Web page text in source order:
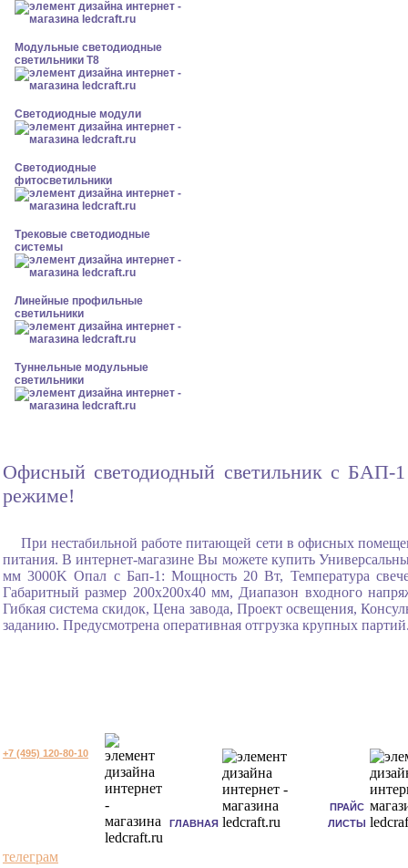
Модульные светодиодные
светильники Т8
Светодиодные модули
Светодиодные
фитосветильники
Трековые светодиодные
системы
Линейные профильные
светильники
Туннельные модульные
светильники
Офисный светодиодный светильник с
режиме!
При нестабильной работе питающей сети в офисных
питания. В интернет-магазине Вы можете купить
мм 3000K Опал с Бап-1: Мощность 20 Вт, Температура
Габаритный размер 200x200x40 мм, Диапазон входного
Гибкая система скидок, Цена завода, Проект освещения,
заданию. Предусмотрена оперативная отгрузка крупных
+7 (495) 120-80-10
ГЛАВНАЯ
ПРАЙС
ЛИСТЫ
телеграм